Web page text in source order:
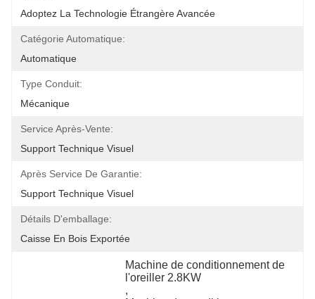
Adoptez La Technologie Étrangère Avancée
Catégorie Automatique:
Automatique
Type Conduit:
Mécanique
Service Après-Vente:
Support Technique Visuel
Après Service De Garantie:
Support Technique Visuel
Détails D'emballage:
Caisse En Bois Exportée
Machine de conditionnement de
l'oreiller 2.8KW
,